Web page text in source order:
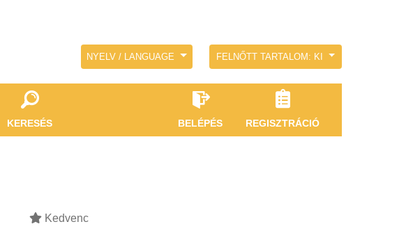
NYELV / LANGUAGE FELNŐTT TARTALOM: KI
KERESÉS BELÉPÉS REGISZTRÁCIÓ
Kedvenc